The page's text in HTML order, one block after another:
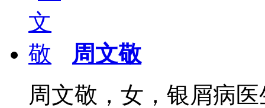
周文敬
周文敬，女，银屑病